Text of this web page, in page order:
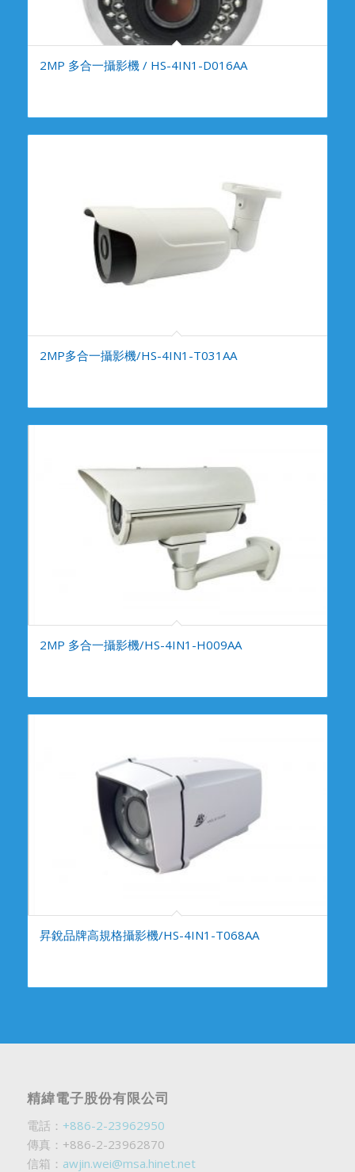
2MP 多合一攝影機 / HS-4IN1-D016AA
2MP多合一攝影機/HS-4IN1-T031AA
2MP 多合一攝影機/HS-4IN1-H009AA
昇銳品牌高規格攝影機/HS-4IN1-T068AA
精緯電子股份有限公司
電話： +886-2-23962950
傳真：+886-2-23962870
信箱： awjin.wei@msa.hinet.net